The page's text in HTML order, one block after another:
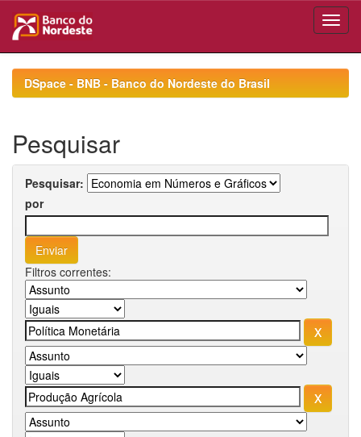
navigationDSpace - BNB - Banco do Nordeste do Brasil
Pesquisar
Pesquisar:
por
Filtros correntes: